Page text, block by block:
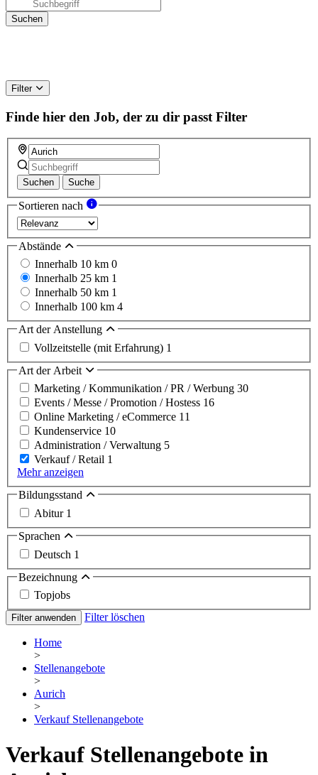
Filter
Finde hier den Job, der zu dir passt Filter
Suchen Suche
Sortieren nach
Abstände
Innerhalb 10 km 0
Innerhalb 25 km 1
Innerhalb 50 km 1
Innerhalb 100 km 4
Art der Anstellung
Vollzeitstelle (mit Erfahrung) 1
Art der Arbeit
Marketing / Kommunikation / PR / Werbung 30
Events / Messe / Promotion / Hostess 16
Online Marketing / eCommerce 11
Kundenservice 10
Administration / Verwaltung 5
Verkauf / Retail 1
Mehr anzeigen
Bildungsstand
Abitur 1
Sprachen
Deutsch 1
Bezeichnung
Topjobs
Filter anwenden Filter löschen
Home
>
Stellenangebote
>
Aurich
>
Verkauf Stellenangebote
Verkauf Stellenangebote in